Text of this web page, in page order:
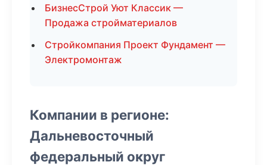
БизнесСтрой Уют Классик —
Продажа стройматериалов
Стройкомпания Проект Фундамент —
Электромонтаж
Компании в регионе:
Дальневосточный
федеральный округ